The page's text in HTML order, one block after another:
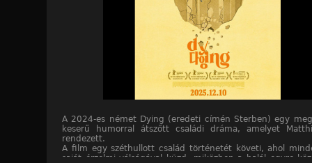
A 2024-es német Dying (eredeti címén Sterben) egy
keserű humorral átszőtt családi dráma, amelyet
rendezett.
A film egy széthullott család történetét követi, ahol
saját érzelmi válságával küzd, miközben a halál egyre